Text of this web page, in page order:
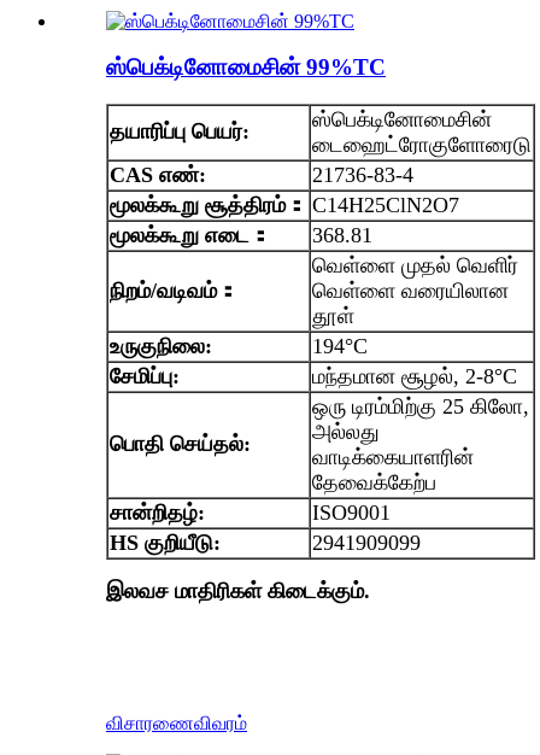
ஸ்பெக்டினோமைசின் 99%TC
தயாரிப்பு பெயர்:
ஸ்பெக்டினோமைசின்
டைஹைட்ரோகுளோரைடு
CAS எண்:
21736-83-4
மூலக்கூறு சூத்திரம்： C14H25ClN2O7
மூலக்கூறு எடை ： 368.81
நிறம்/வடிவம்：
வெள்ளை முதல் வெளிர்
வெள்ளை வரையிலான
தூள்
உருகுநிலை:
194°C
சேமிப்பு:
மந்தமான சூழல், 2-8°C
பொதி செய்தல்:
ஒரு டிரம்மிற்கு 25 கிலோ,
அல்லது
வாடிக்கையாளரின்
தேவைக்கேற்ப
சான்றிதழ்:
ISO9001
HS குறியீடு:
2941909099
இலவச மாதிரிகள் கிடைக்கும்.
விசாரணைவிவரம்